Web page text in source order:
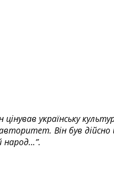
українську
Він був
народ…”.